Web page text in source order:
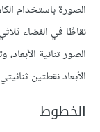
الصورة باستخدام
نقاطًا في الفضاء
الصور ثنائية
الأبعاد نقطتين
الخطوط